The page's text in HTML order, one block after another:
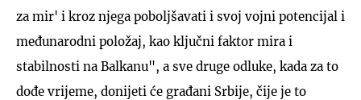
za mir' i kroz njega poboljšavati i svoj vojni potencijal i
međunarodni položaj, kao ključni faktor mira i
stabilnosti na Balkanu", a sve druge odluke, kada za to
dođe vrijeme, donijeti će građani Srbije, čije je to